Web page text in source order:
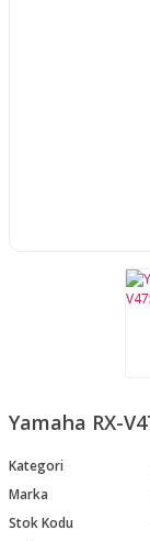
Yamaha RX-
Kategori
Marka
Stok Kodu